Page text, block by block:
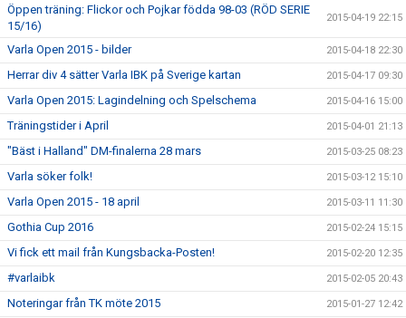
Öppen träning: Flickor och Pojkar födda 98-03 (RÖD SERIE
15/16)
2015-04-19 22:15
Varla Open 2015 - bilder 2015-04-18 22:30
Herrar div 4 sätter Varla IBK på Sverige kartan 2015-04-17 09:30
Varla Open 2015: Lagindelning och Spelschema 2015-04-16 15:00
Träningstider i April 2015-04-01 21:13
"Bäst i Halland" DM-finalerna 28 mars 2015-03-25 08:23
Varla söker folk! 2015-03-12 15:10
Varla Open 2015 - 18 april 2015-03-11 11:30
Gothia Cup 2016 2015-02-24 15:15
Vi fick ett mail från Kungsbacka-Posten! 2015-02-20 12:35
#varlaibk 2015-02-05 20:43
Noteringar från TK möte 2015 2015-01-27 12:42